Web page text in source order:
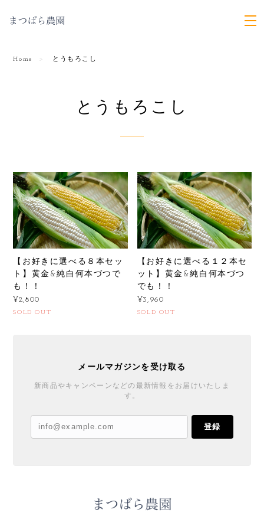
Home とうもろこし
とうもろこし
【お好きに選べる８本セッ
ト】黄金&純白何本づつで
も！！
¥2,800
SOLD OUT
【お好きに選べる１２本セ
ット】黄金&純白何本づつ
でも！！
¥3,960
SOLD OUT
メールマガジンを受け取る
新商品やキャンペーンなどの最新情報をお届けいたしま
す。
登録